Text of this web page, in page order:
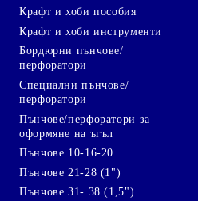
Крафт и хоби пособия
Крафт и хоби инструменти
Бордюрни пънчове/
перфоратори
Специални пънчове/
перфоратори
Пънчове/перфоратори за
оформяне на ъгъл
Пънчове 10-16-20
Пънчове 21-28 (1")
Пънчове 31- 38 (1,5")